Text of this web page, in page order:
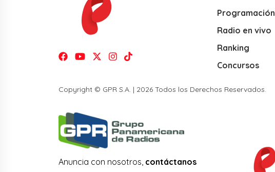
Programación
Radio en vivo
Ranking
Concursos
Copyright © GPR S.A. | 2026 Todos los Derechos Reservados.
Anuncia con nosotros, contáctanos